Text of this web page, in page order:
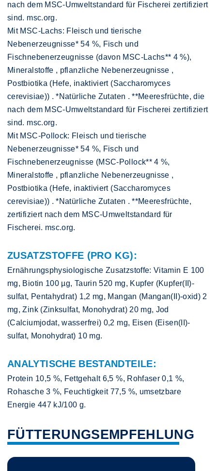
nach dem MSC-Umweltstandard für Fischerei zertifiziert
sind. msc.org.
Mit MSC-Lachs: Fleisch und tierische
Nebenerzeugnisse* 54 %, Fisch und
Fischnebenerzeugnisse (davon MSC-Lachs** 4 %),
Mineralstoffe , pflanzliche Nebenerzeugnisse ,
Postbiotika (Hefe, inaktiviert (Saccharomyces
cerevisiae)) . *Natürliche Zutaten . **Meeresfrüchte, die
nach dem MSC-Umweltstandard für Fischerei zertifiziert
sind. msc.org.
Mit MSC-Pollock: Fleisch und tierische
Nebenerzeugnisse* 54 %, Fisch und
Fischnebenerzeugnisse (MSC-Pollock** 4 %,
Mineralstoffe , pflanzliche Nebenerzeugnisse ,
Postbiotika (Hefe, inaktiviert (Saccharomyces
cerevisiae)) . *Natürliche Zutaten . **Meeresfrüchte,
zertifiziert nach dem MSC-Umweltstandard für
Fischerei. msc.org.
ZUSATZSTOFFE (PRO KG):
Ernährungsphysiologische Zusatzstoffe: Vitamin E 100
mg, Biotin 100 µg, Taurin 520 mg, Kupfer (Kupfer(II)-
sulfat, Pentahydrat) 1,2 mg, Mangan (Mangan(II)-oxid) 2
mg, Zink (Zinksulfat, Monohydrat) 20 mg, Jod
(Calciumjodat, wasserfrei) 0,2 mg, Eisen (Eisen(II)-
sulfat, Monohydrat) 10 mg.
ANALYTISCHE BESTANDTEILE:
Protein 10,5 %, Fettgehalt 6,5 %, Rohfaser 0,1 %,
Rohasche 3 %, Feuchtigkeit 77,5 %, umsetzbare
Energie 447 kJ/100 g.
FÜTTERUNGSEMPFEHLUNG